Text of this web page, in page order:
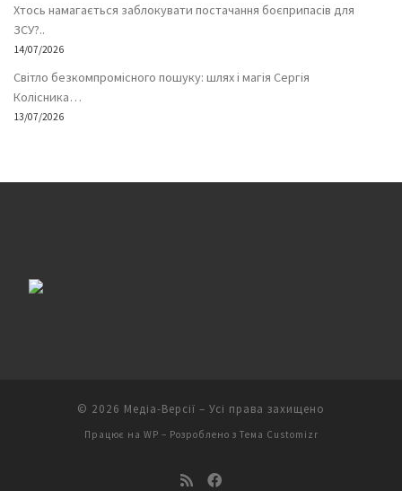
Хтось намагається заблокувати постачання боєприпасів для
ЗСУ?..
14/07/2026
Світло безкомпромісного пошуку: шлях і магія Сергія
Колісника…
13/07/2026
© 2026 Медіа-Версії – Усі права захищено
Працює на WP – Розроблено з Тема Customizr